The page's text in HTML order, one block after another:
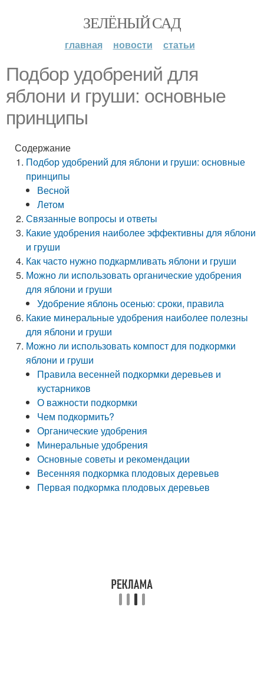
ЗЕЛЁНЫЙ САД
главная новости статьи
Подбор удобрений для
яблони и груши: основные
принципы
Содержание
Подбор удобрений для яблони и груши: основные
принципы
Весной
Летом
Связанные вопросы и ответы
Какие удобрения наиболее эффективны для яблони
и груши
Как часто нужно подкармливать яблони и груши
Можно ли использовать органические удобрения
для яблони и груши
Удобрение яблонь осенью: сроки, правила
Какие минеральные удобрения наиболее полезны
для яблони и груши
Можно ли использовать компост для подкормки
яблони и груши
Правила весенней подкормки деревьев и
кустарников
О важности подкормки
Чем подкормить?
Органические удобрения
Минеральные удобрения
Основные советы и рекомендации
Весенняя подкормка плодовых деревьев
Первая подкормка плодовых деревьев